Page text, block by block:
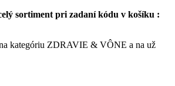
sortiment pri zadaní kódu v košíku :
kategóriu ZDRAVIE & VÔNE a na už